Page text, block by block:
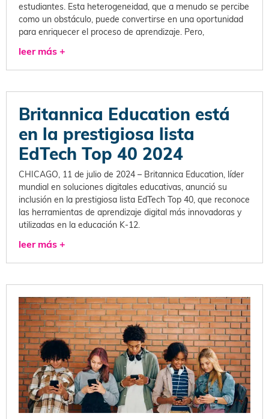
estudiantes. Esta heterogeneidad, que a menudo se percibe
como un obstáculo, puede convertirse en una oportunidad
para enriquecer el proceso de aprendizaje. Pero,
leer más +
Britannica Education está
en la prestigiosa lista
EdTech Top 40 2024
CHICAGO, 11 de julio de 2024 – Britannica Education, líder
mundial en soluciones digitales educativas, anunció su
inclusión en la prestigiosa lista EdTech Top 40, que reconoce
las herramientas de aprendizaje digital más innovadoras y
utilizadas en la educación K-12.
leer más +